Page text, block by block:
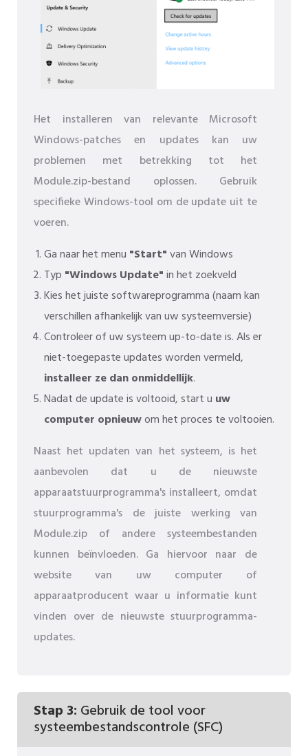
Het installeren van relevante Microsoft
Windows-patches en updates kan uw
problemen met betrekking tot het
Module.zip-bestand oplossen. Gebruik
specifieke Windows-tool om de update uit te
voeren.
Ga naar het menu "Start"van Windows
Typ "Windows Update"in het zoekveld
Kies het juiste softwareprogramma (naam kan
verschillen afhankelijk van uw systeemversie)
Controleer of uw systeem up-to-date is. Als er
niet-toegepaste updates worden vermeld,
installeer ze dan onmiddellijk.
Nadat de update is voltooid, start u uw
computer opnieuwom het proces te voltooien.
Naast het updaten van het systeem, is het
aanbevolen dat u de nieuwste
apparaatstuurprogramma's installeert, omdat
stuurprogramma's de juiste werking van
Module.zip of andere systeembestanden
kunnen beïnvloeden. Ga hiervoor naar de
website van uw computer of
apparaatproducent waar u informatie kunt
vinden over de nieuwste stuurprogramma-
updates.
Stap 3: Gebruik de tool voor
systeembestandscontrole (SFC)